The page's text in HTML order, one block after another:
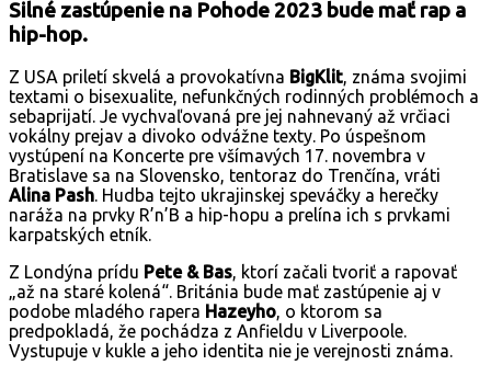
Silné zastúpenie na Pohode 2023 bude mať rap a
hip-hop.
Z USA priletí skvelá a provokatívna BigKlit, známa svojimi
textami o bisexualite, nefunkčných rodinných problémoch a
sebaprijatí. Je vychvaľovaná pre jej nahnevaný až vrčiaci
vokálny prejav a divoko odvážne texty. Po úspešnom
vystúpení na Koncerte pre všímavých 17. novembra v
Bratislave sa na Slovensko, tentoraz do Trenčína, vráti
Alina Pash. Hudba tejto ukrajinskej speváčky a herečky
naráža na prvky R’n’B a hip-hopu a prelína ich s prvkami
karpatských etník.
Z Londýna prídu Pete & Bas, ktorí začali tvoriť a rapovať
„až na staré kolená“. Británia bude mať zastúpenie aj v
podobe mladého rapera Hazeyho, o ktorom sa
predpokladá, že pochádza z Anfieldu v Liverpoole.
Vystupuje v kukle a jeho identita nie je verejnosti známa.